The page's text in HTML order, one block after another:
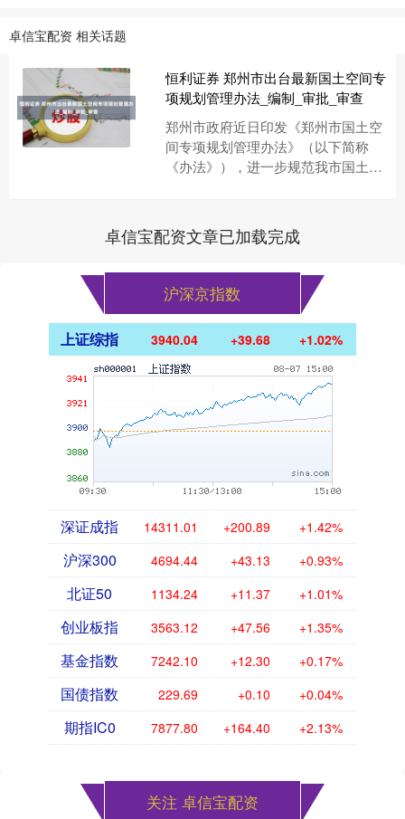
卓信宝配资 相关话题
恒利证券 郑州市出台最新国土空间专
项规划管理办法_编制_审批_审查
郑州市政府近日印发《郑州市国土空
间专项规划管理办法》（以下简称
《办法》），进一步规范我市国土空
善....
卓信宝配资文章已加载完成
沪深京指数
上证综指 3940.04 +39.68 +1.02%
深证成指 14311.01 +200.89 +1.42%
沪深300 4694.44 +43.13 +0.93%
北证50 1134.24 +11.37 +1.01%
创业板指 3563.12 +47.56 +1.35%
基金指数 7242.10 +12.30 +0.17%
国债指数 229.69 +0.10 +0.04%
期指IC0 7877.80 +164.40 +2.13%
关注 卓信宝配资